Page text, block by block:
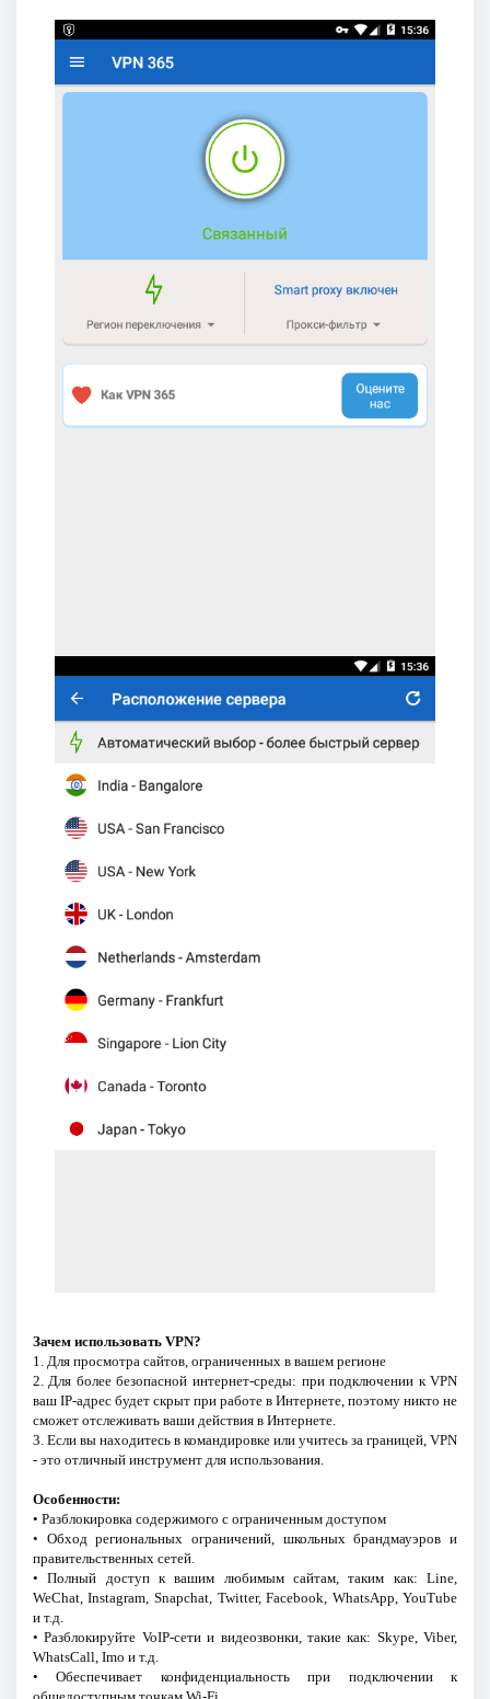
Зачем использовать VPN?
1. Для просмотра сайтов, ограниченных в вашем регионе
2. Для более безопасной интернет-среды: при подключении к VPN
ваш IP-адрес будет скрыт при работе в Интернете, поэтому никто не
сможет отслеживать ваши действия в Интернете.
3. Если вы находитесь в командировке или учитесь за границей, VPN
- это отличный инструмент для использования.
Особенности:
• Разблокировка содержимого с ограниченным доступом
• Обход региональных ограничений, школьных брандмауэров и
правительственных сетей.
• Полный доступ к вашим любимым сайтам, таким как: Line,
WeChat, Instagram, Snapchat, Twitter, Facebook, WhatsApp, YouTube
и т.д.
• Разблокируйте VoIP-сети и видеозвонки, такие как: Skype, Viber,
WhatsCall, Imo и т.д.
• Обеспечивает конфиденциальность при подключении к